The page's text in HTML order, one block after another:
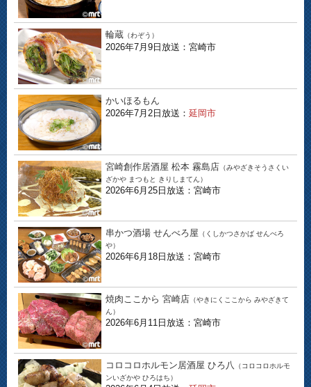
輪蔵 （わぞう）
2026年7月9日放送：宮崎市
かいほるもん
2026年7月2日放送： 延岡市
宮崎創作居酒屋 松本 霧島店 （みやざきそうさくい
ざかや まつもと きりしまてん）
2026年6月25日放送：宮崎市
串かつ酒場 せんべろ屋 （くしかつさかば せんべろ
や）
2026年6月18日放送：宮崎市
焼肉ここから 宮崎店 （やきにくここから みやざきて
ん）
2026年6月11日放送：宮崎市
コロコロホルモン居酒屋 ひろ八 （コロコロホルモ
ンいざかや ひろはち）